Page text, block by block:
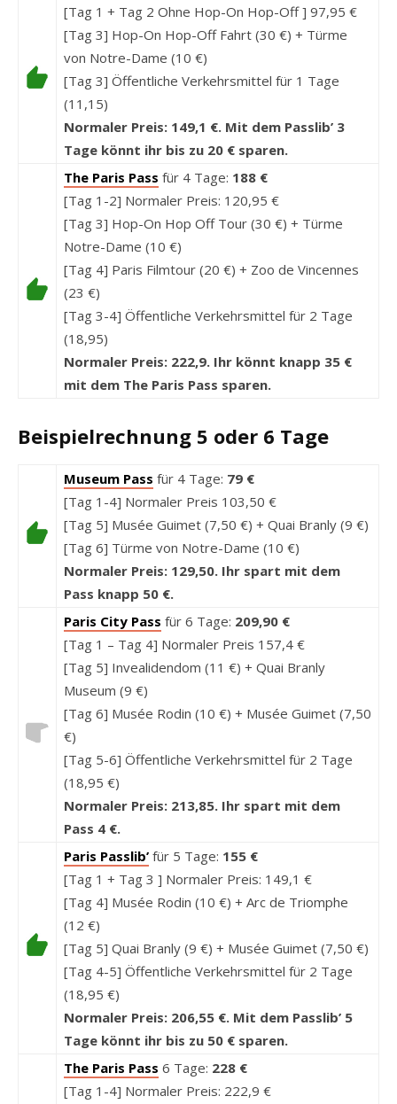
[Tag 1 + Tag 2 Ohne Hop-On Hop-Off ] 97,95 €
[Tag 3] Hop-On Hop-Off Fahrt (30 €) + Türme
von Notre-Dame (10 €)
[Tag 3] Öffentliche Verkehrsmittel für 1 Tage
(11,15)
Normaler Preis: 149,1 €. Mit dem Passlib’ 3
Tage könnt ihr bis zu 20 € sparen.
The Paris Pass für 4 Tage: 188 €
[Tag 1-2] Normaler Preis: 120,95 €
[Tag 3] Hop-On Hop Off Tour (30 €) + Türme
Notre-Dame (10 €)
[Tag 4] Paris Filmtour (20 €) + Zoo de Vincennes
(23 €)
[Tag 3-4] Öffentliche Verkehrsmittel für 2 Tage
(18,95)
Normaler Preis: 222,9. Ihr könnt knapp 35 €
mit dem The Paris Pass sparen.
Beispielrechnung 5 oder 6 Tage
Museum Pass für 4 Tage: 79 €
[Tag 1-4] Normaler Preis 103,50 €
[Tag 5] Musée Guimet (7,50 €) + Quai Branly (9 €)
[Tag 6] Türme von Notre-Dame (10 €)
Normaler Preis: 129,50. Ihr spart mit dem
Pass knapp 50 €.
Paris City Pass für 6 Tage: 209,90 €
[Tag 1 – Tag 4] Normaler Preis 157,4 €
[Tag 5] Invealidendom (11 €) + Quai Branly
Museum (9 €)
[Tag 6] Musée Rodin (10 €) + Musée Guimet (7,50
€)
[Tag 5-6] Öffentliche Verkehrsmittel für 2 Tage
(18,95 €)
Normaler Preis: 213,85. Ihr spart mit dem
Pass 4 €.
Paris Passlib’ für 5 Tage: 155 €
[Tag 1 + Tag 3 ] Normaler Preis: 149,1 €
[Tag 4] Musée Rodin (10 €) + Arc de Triomphe
(12 €)
[Tag 5] Quai Branly (9 €) + Musée Guimet (7,50 €)
[Tag 4-5] Öffentliche Verkehrsmittel für 2 Tage
(18,95 €)
Normaler Preis: 206,55 €. Mit dem Passlib’ 5
Tage könnt ihr bis zu 50 € sparen.
The Paris Pass 6 Tage: 228 €
[Tag 1-4] Normaler Preis: 222,9 €